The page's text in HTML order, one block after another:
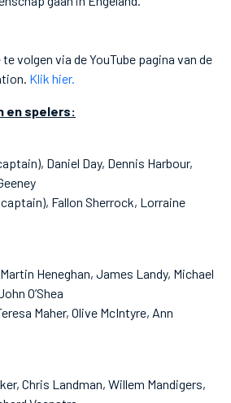
volgen via de YouTube pagina van de
Klik hier.
en spelers:
Daniel Day, Dennis Harbour,
Fallon Sherrock, Lorraine
Heneghan, James Landy, Michael
O’Shea
Maher, Olive McIntyre, Ann
Chris Landman, Willem Mandigers,